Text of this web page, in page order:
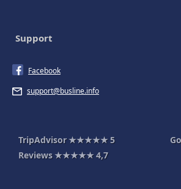
Support
Facebook
support@busline.info
TripAdvisor ★★★★★5
Reviews ★★★★★4,7